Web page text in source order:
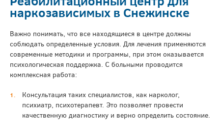
наркозависимых в Снежинске
Важно понимать, что все находящиеся в центре должны
соблюдать определенные условия. Для лечения применяются
современные методики и программы, при этом оказывается
психологическая поддержка. С больными проводится
комплексная работа:
Консультация таких специалистов, как нарколог,
психиатр, психотерапевт. Это позволяет провести
качественную диагностику и верно определить состояние.